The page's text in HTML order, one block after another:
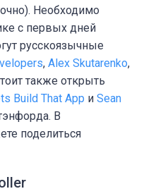
Необходимо
с первых дней
русскоязычные
, Alex Skutarenko,
также открыть
Build That App и Sean
. В
поделиться